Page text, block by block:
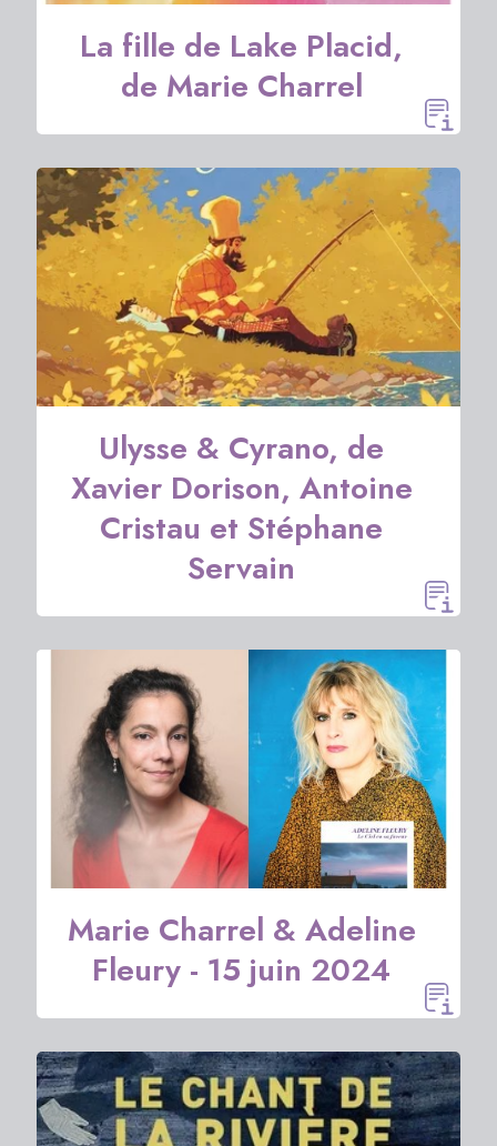
La fille de Lake Placid,
de Marie Charrel
Ulysse & Cyrano, de
Xavier Dorison, Antoine
Cristau et Stéphane
Servain
Marie Charrel & Adeline
Fleury - 15 juin 2024